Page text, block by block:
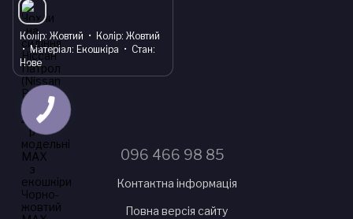
Колір Жовтий Колір Жовтий
Матеріал Екошкіра
Стан
Нове
096 466 98 85
Контактна інформація
Повна версія сайту